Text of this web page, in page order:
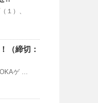
１）、
（締切：
ゲ …